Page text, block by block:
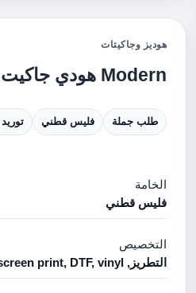
هوديز وجاكيتات
Modern هودي جاكيت الإمارات
طلب جملة فليس قطني
الخامة
فليس قطني
التخصيص
التطريز, screen print, DTF, vinyl و patches